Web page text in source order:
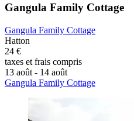
Gangula Family Cottage
Gangula Family Cottage
Hatton
24 €
taxes et frais compris
13 août - 14 août
Gangula Family Cottage